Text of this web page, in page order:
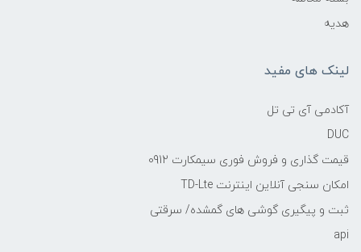
هدیه
لینک های مفید
آکادمی آی تی تل
DUC
قیمت گذاری و فروش فوری سیمکارت 0912
امکان سنجی آنلاین اینترنت TD-Lte
ثبت و پیگیری گوشی های گمشده/ سرقتی
api